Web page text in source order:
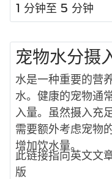
1 分钟至 5 分钟
宠物水分摄
水是一种重要的营
水。健康的宠物通
入量。虽然摄入充
需要额外考虑宠物
增加饮水量。
此链接指向英文文
版